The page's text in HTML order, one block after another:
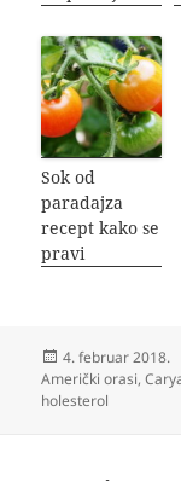
Sok od
paradajza
recept kako se
pravi
Objavljeno
4. februar 2018.
Američki orasi,
holesterol